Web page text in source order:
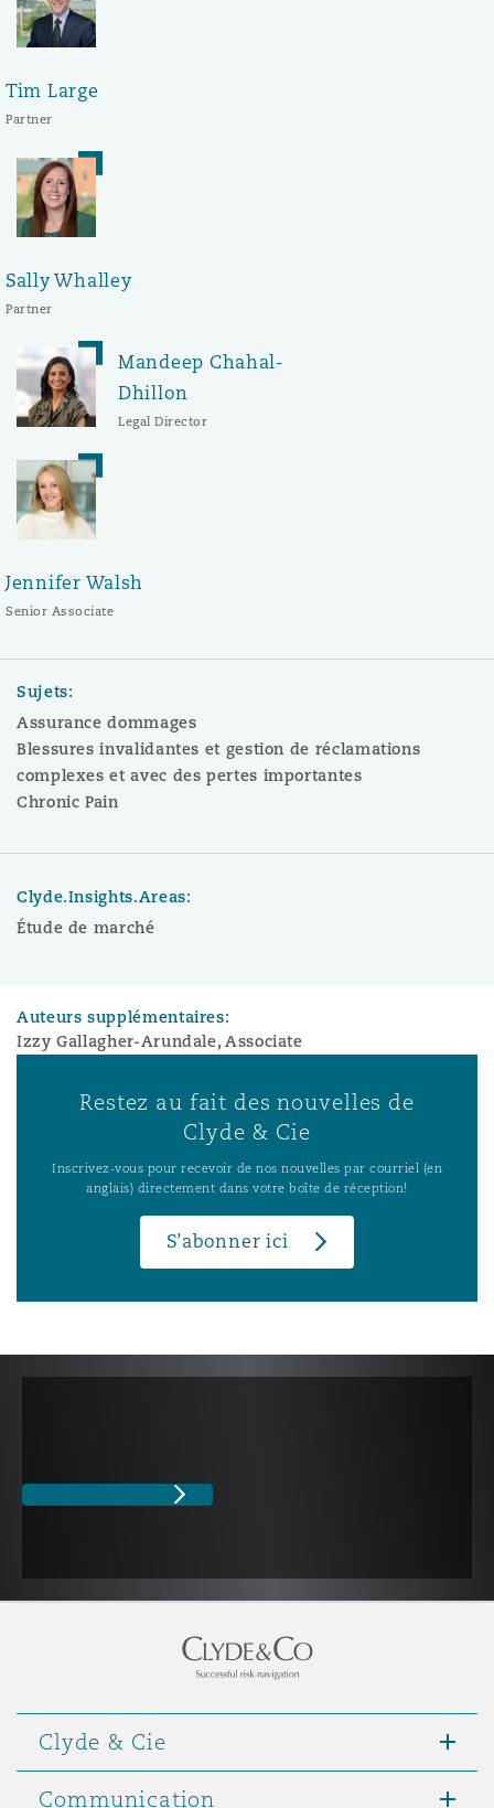
Tim Large
Partner
Sally Whalley
Partner
Mandeep Chahal-
Dhillon
Legal Director
Jennifer Walsh
Senior Associate
Sujets:
Assurance dommages
Blessures invalidantes et gestion de réclamations
complexes et avec des pertes importantes
Chronic Pain
Clyde.Insights.Areas:
Étude de marché
Auteurs supplémentaires:
Izzy Gallagher-Arundale, Associate
Restez au fait des nouvelles de
Clyde & Cie
Inscrivez-vous pour recevoir de nos nouvelles par courriel (en
anglais) directement dans votre boîte de réception!
S’abonner ici
Clyde & Cie
Communication